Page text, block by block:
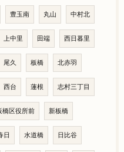
豊玉南 丸山 中村北
上中里 田端 西日暮里
尾久 板橋 北赤羽
西台 蓮根 志村三丁目
橋区役所前 新板橋
日 水道橋 日比谷